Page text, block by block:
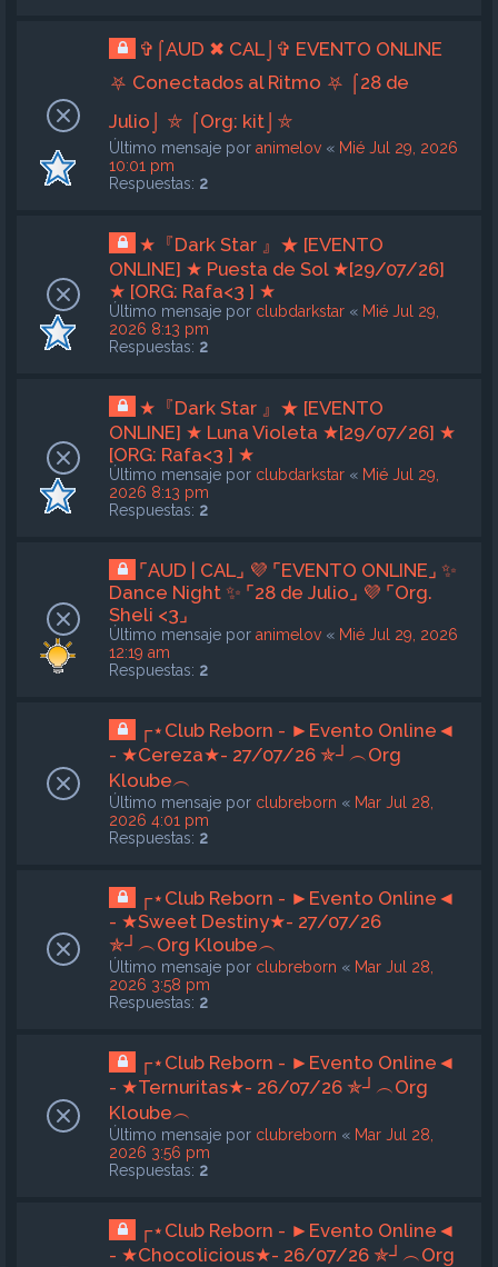
✞⌠AUD ✖ CAL⌡✞ EVENTO ONLINE
⛧ Conectados al Ritmo ⛧ ⌠28 de
Julio⌡ ⛤ ⌠Org: kit⌡⛤
Último mensaje por animelov « Mié Jul 29, 2026
10:01 pm
Respuestas: 2
★『Dark Star 』★ [EVENTO
ONLINE] ★ Puesta de Sol ★[29/07/26]
★ [ORG: Rafa<3 ] ★
Último mensaje por clubdarkstar « Mié Jul 29,
2026 8:13 pm
Respuestas: 2
★『Dark Star 』★ [EVENTO
ONLINE] ★ Luna Violeta ★[29/07/26] ★
[ORG: Rafa<3 ] ★
Último mensaje por clubdarkstar « Mié Jul 29,
2026 8:13 pm
Respuestas: 2
⌜AUD | CAL⌟ 💜 ⌜EVENTO ONLINE⌟ ✨
Dance Night ✨ ⌜28 de Julio⌟ 💜 ⌜Org.
Sheli <3⌟
Último mensaje por animelov « Mié Jul 29, 2026
12:19 am
Respuestas: 2
┌⋆Club Reborn - ►Evento Online◄
- ★Cereza★- 27/07/26 ✯┘︵Org
Kloube︵
Último mensaje por clubreborn « Mar Jul 28,
2026 4:01 pm
Respuestas: 2
┌⋆Club Reborn - ►Evento Online◄
- ★Sweet Destiny★- 27/07/26
✯┘︵Org Kloube︵
Último mensaje por clubreborn « Mar Jul 28,
2026 3:58 pm
Respuestas: 2
┌⋆Club Reborn - ►Evento Online◄
- ★Ternuritas★- 26/07/26 ✯┘︵Org
Kloube︵
Último mensaje por clubreborn « Mar Jul 28,
2026 3:56 pm
Respuestas: 2
┌⋆Club Reborn - ►Evento Online◄
- ★Chocolicious★- 26/07/26 ✯┘︵Org